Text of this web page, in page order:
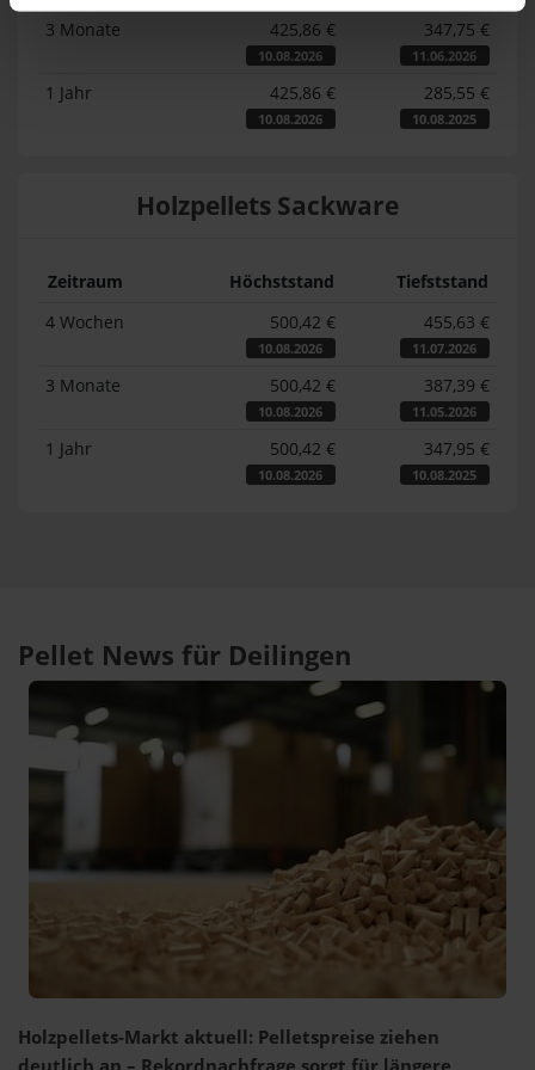
3 Monate 425,86 €
10.08.2026
347,75 €
11.06.2026
1 Jahr 425,86 €
10.08.2026
285,55 €
10.08.2025
Holzpellets Sackware
Zeitraum Höchststand
Tiefststand
4 Wochen
500,42 €
10.08.2026
455,63 €
11.07.2026
3 Monate 500,42 €
10.08.2026
387,39 €
11.05.2026
1 Jahr 500,42 €
10.08.2026
347,95 €
10.08.2025
Pellet News für Deilingen
Holzpellets-Markt aktuell: Pelletspreise ziehen